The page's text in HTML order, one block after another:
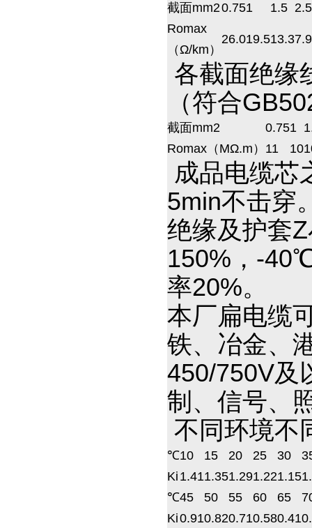
截面mm20.751 1.5 2.5
Romax
（Ω/km）
26.019.513.3
各截面绝缘
（符合
截面mm2 0.751
Romax（MΩ.m） 11 10
成品电缆芯
5min不击穿
绝缘及护套
150%，-
率20%。
本厂扁电缆
铁、冶金、
450/750V及
制、信号、
不同环境不
℃10 15 20 25 30
Ki 1.411.351.291.221.15
℃45 50 55 60 65
Ki0.910.820.710.580.41